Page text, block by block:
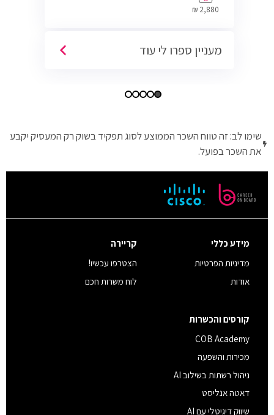
2,880 ₪
מעניין ספרו לי עוד
שימו לב: זה טווח השכר הממוצע לסוג תפקיד בשוק רק המעסיק יקבע
את השכר בפועל.
מידע כללי
מדיניות הפרטיות
אודות
קריירה
הצטרפו עכשיו!
לוח משרות חכם
קורסים והכשרות
COB Academy
מכירות והשפעה
ניהול רשתות בשילוב AI
דאטה אנליסט
שיווק דיגיטלי עם AI